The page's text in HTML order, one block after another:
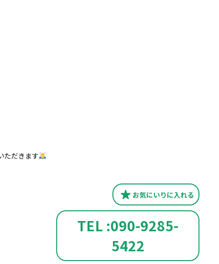
ただきます
お気にいりに入れる
TEL :090-9285-
5422